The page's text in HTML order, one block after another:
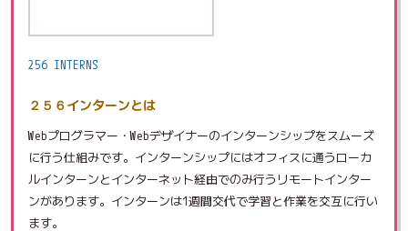
256 INTERNS
２５６インターンとは
Webプログラマー・Webデザイナーのインターンシップをスムーズ
に行う仕組みです。インターンシップにはオフィスに通うローカ
ルインターンとインターネット経由でのみ行うリモートインター
ンがあります。インターンは1週間交代で学習と作業を交互に行い
ます。